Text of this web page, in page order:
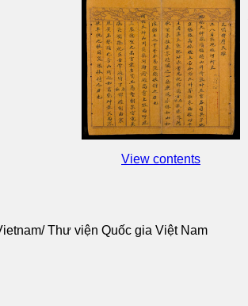
View contents
Thư viện Quốc gia Việt Nam